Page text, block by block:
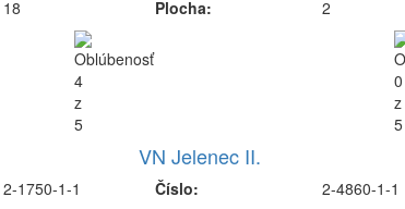
18
Plocha:
2
2-1750-1-1
VN Jelenec II.
Číslo:
2-4860-1-1